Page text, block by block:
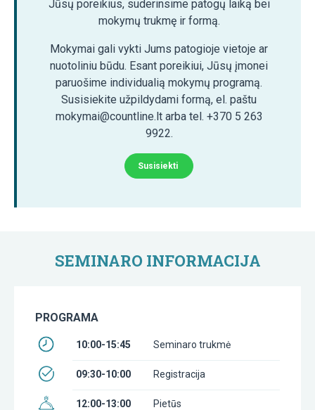
Jūsų poreikius, suderinsime patogų laiką bei
mokymų trukmę ir formą.
Mokymai gali vykti Jums patogioje vietoje ar
nuotoliniu būdu. Esant poreikiui, Jūsų įmonei
paruošime individualią mokymų programą.
Susisiekite užpildydami formą, el. paštu
mokymai@countline.lt arba tel. +370 5 263
9922.
Susisiekti
SEMINARO INFORMACIJA
PROGRAMA
10:00-15:45 Seminaro trukmė
09:30-10:00 Registracija
12:00-13:00 Pietūs